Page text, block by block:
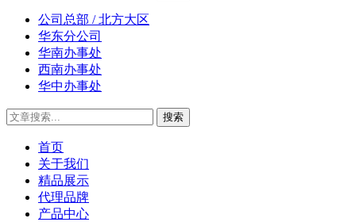
公司总部 / 北方大区
华东分公司
华南办事处
西南办事处
华中办事处
首页
关于我们
精品展示
代理品牌
产品中心